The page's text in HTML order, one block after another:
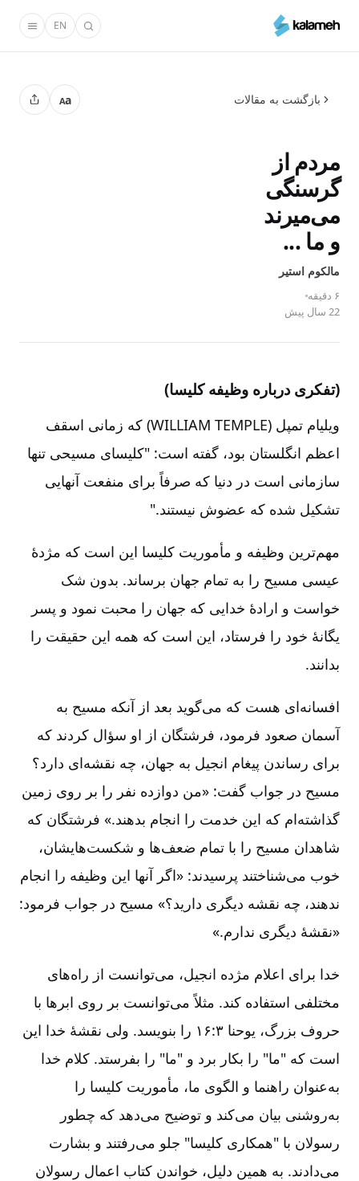
محتوای
EN
بازگشت به مقالات Aa
مردم‌ از
گرسنگی‌
می‌ميرند
و ما ...
مالکوم استیر
۶ دقیقه
22 سال پیش
(تفکری‌ درباره‌ وظیفه‌ کلیسا)
ویلیام‌ تمپل‌ (WILLIAM TEMPLE) که‌ زمانی‌ اسقف‌
اعظم‌ انگلستان‌ بود، گفته‌ است‌‌: "کلیسای‌ مسیحی‌ تنها
سازمانی‌ است‌ در دنیا که‌ صرفاً برای‌ منفعت‌ آنهایی‌
تشکیل‌ شده‌ که‌ عضوش‌ نیستند."
مهم‌ترین‌ وظیفه‌ و مأموریت‌ کلیسا این‌ است‌ که‌ مژدۀ‌
عیسی‌ مسیح‌ را به‌ تمام‌ جهان‌ برساند. بدون‌ شک‌
خواست‌ و ارادۀ‌ خدایی‌ که‌ جهان‌ را محبت‌ نمود و پسر
یگانۀ‌ خود را فرستاد، این‌ است‌ که‌ همه‌ این‌ حقیقت‌ را
بدانند.
افسانه‌ای‌ هست‌ که‌ می‌گوید بعد از آنکه‌ مسیح‌ به‌
آسمان‌ صعود فرمود، فرشتگان‌ از او سؤال‌ کردند که‌
برای‌ رساندن‌ پیغام‌ انجیل‌ به‌ جهان‌، چه‌ نقشه‌ای‌ دارد؟
مسیح‌ در جواب‌ گفت‌‌: «من‌ دوازده‌ نفر را بر روی‌ زمین‌
گذاشته‌ام‌ که‌ این‌ خدمت‌ را انجام‌ بدهند.» فرشتگان‌ که‌
شاهدان‌ مسیح‌ را با تمام‌ ضعف‌ها و شکست‌هایشان‌،
خوب‌ می‌شناختند پرسیدند‌: «اگر آنها این‌ وظیفه‌ را انجام‌
ندهند، چه‌ نقشه‌ دیگری‌ دارید؟» مسیح‌ در جواب‌ فرمود‌:
«نقشۀ‌ دیگری‌ ندارم‌.»
خدا برای‌ اعلام‌ مژده‌ انجیل‌، می‌توانست‌ از راه‌های‌
مختلفی‌ استفاده‌ کند. مثلاً می‌توانست‌ بر روی‌ ابرها با
حروف‌ بزرگ‌، یوحنا ۳:‏۱۶ را بنویسد. ولی‌ نقشۀ‌ خدا این‌
است‌ که‌ "ما" را بکار برد و "ما" را بفرستد. کلام‌ خدا
به‌عنوان‌ راهنما و الگوی‌ ما، مأموریت‌ کلیسا را
به‌روشنی‌ بیان‌ می‌کند و توضیح‌ می‌دهد که‌ چطور
رسولان‌ با "همکاری‌ کلیسا" جلو می‌رفتند و بشارت‌
می‌دادند. به‌ همین‌ دلیل‌، خواندن‌ کتاب‌ اعمال‌ رسولان‌